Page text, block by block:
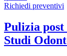
Richiedi preventivi
Pulizia
Studi